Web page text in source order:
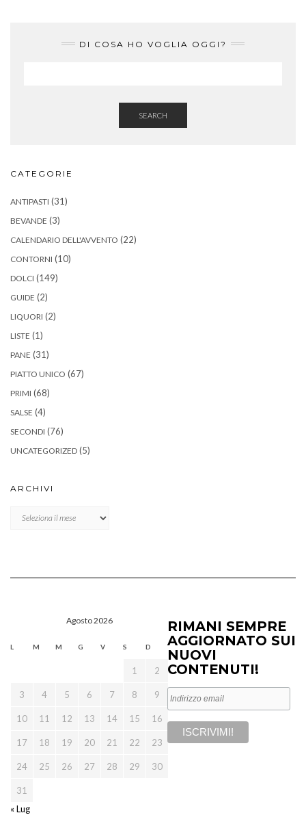
DI COSA HO VOGLIA OGGI?
SEARCH
CATEGORIE
ANTIPASTI (31)
BEVANDE (3)
CALENDARIO DELL'AVVENTO (22)
CONTORNI (10)
DOLCI (149)
GUIDE (2)
LIQUORI (2)
LISTE (1)
PANE (31)
PIATTO UNICO (67)
PRIMI (68)
SALSE (4)
SECONDI (76)
UNCATEGORIZED (5)
ARCHIVI
Agosto 2026
L M M G V S D
1 2
3 4 5 6 7 8 9
10 11 12 13 14 15 16
17 18 19 20 21 22 23
24 25 26 27 28 29 30
31
« Lug
RIMANI SEMPRE
AGGIORNATO SUI
NUOVI
CONTENUTI!